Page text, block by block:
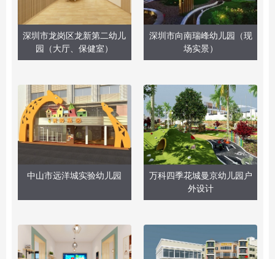
深圳市龙岗区龙新第二幼儿
园（大厅、保健室）
深圳市向南瑞峰幼儿园（现
场实景）
中山市远洋城实验幼儿园
万科四季花城曼京幼儿园户
外设计